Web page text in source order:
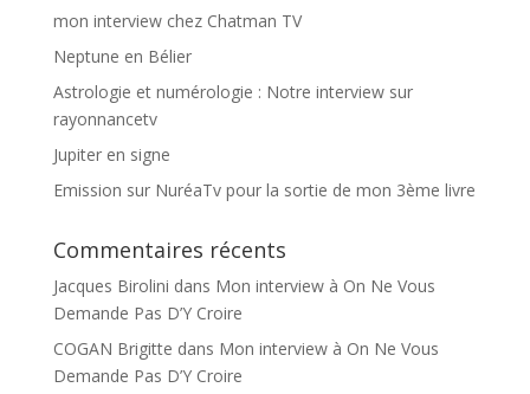
mon interview chez Chatman TV
Neptune en Bélier
Astrologie et numérologie : Notre interview sur
rayonnancetv
Jupiter en signe
Emission sur NuréaTv pour la sortie de mon 3ème livre
Commentaires récents
Jacques Birolini dans Mon interview à On Ne Vous
Demande Pas D’Y Croire
COGAN Brigitte dans Mon interview à On Ne Vous
Demande Pas D’Y Croire